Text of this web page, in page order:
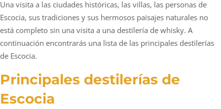
Una visita a las ciudades históricas, las villas, las personas de
Escocia, sus tradiciones y sus hermosos paisajes naturales no
está completo sin una visita a una destilería de whisky. A
continuación encontrarás una lista de las principales destilerías
de Escocia.
Principales destilerías de
Escocia